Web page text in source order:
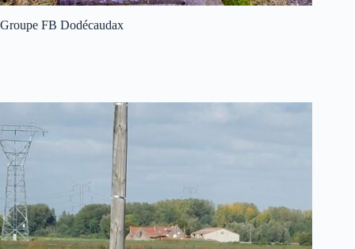
Groupe FB Dodécaudax